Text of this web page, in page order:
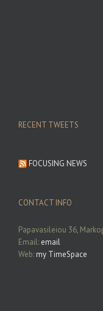
RECENT TWEETS
FOCUSING NEWS
CONTACT INFO
Papavasileiou 36,
Email: email
Web: my TimeSpace